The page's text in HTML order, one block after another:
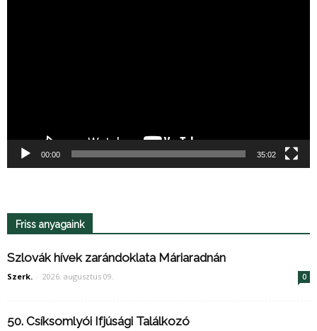
00:00 35:02
Friss anyagaink
Szlovák hívek zarándoklata Máriaradnán
Szerk. - 2026. augusztus 09. 0
50. Csíksomlyói Ifjúsági Találkozó